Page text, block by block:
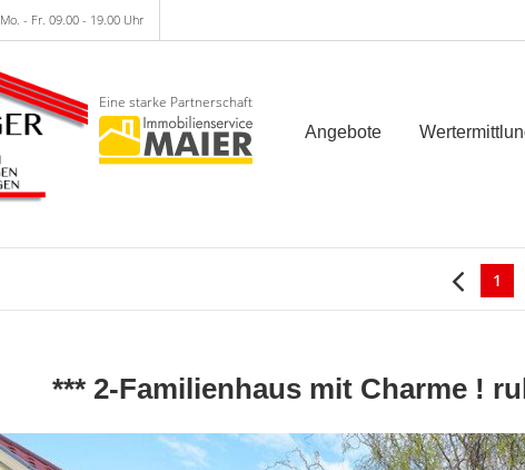
Mo. - Fr. 09.00 - 19.00 Uhr
Eine starke Partnerschaft
Angebote
1
*** 2-Familienhaus mit Charme !